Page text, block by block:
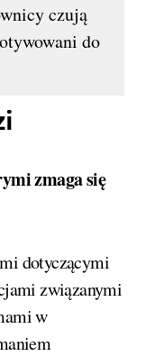
czują
do
zmaga się
dotyczącymi
związanymi
w